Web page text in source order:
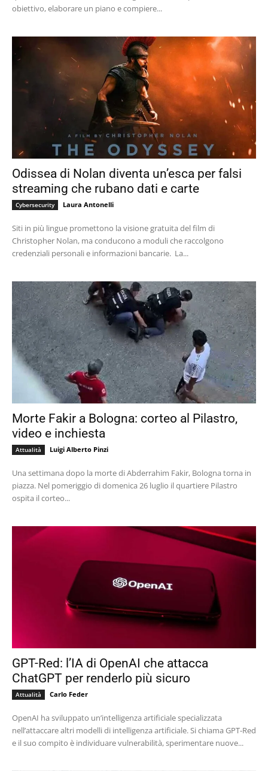
obiettivo, elaborare un piano e compiere...
Odissea di Nolan diventa un’esca per falsi
streaming che rubano dati e carte
Cybersecurity Laura Antonelli
Siti in più lingue promettono la visione gratuita del film di
Christopher Nolan, ma conducono a moduli che raccolgono
credenziali personali e informazioni bancarie. La...
Morte Fakir a Bologna: corteo al Pilastro,
video e inchiesta
Attualità Luigi Alberto Pinzi
Una settimana dopo la morte di Abderrahim Fakir, Bologna torna in
piazza. Nel pomeriggio di domenica 26 luglio il quartiere Pilastro
ospita il corteo...
GPT-Red: l’IA di OpenAI che attacca
ChatGPT per renderlo più sicuro
Attualità Carlo Feder
OpenAI ha sviluppato un’intelligenza artificiale specializzata
nell’attaccare altri modelli di intelligenza artificiale. Si chiama GPT-Red
e il suo compito è individuare vulnerabilità, sperimentare nuove...